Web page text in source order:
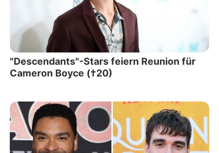
"Descendants"-Stars feiern Reunion für
Cameron Boyce (†20)